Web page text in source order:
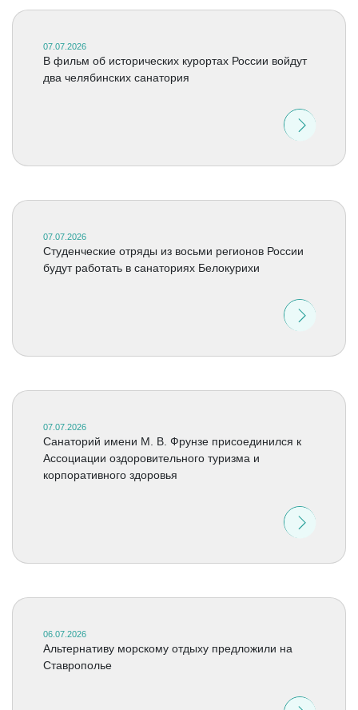
07.07.2026
В фильм об исторических курортах России войдут
два челябинских санатория
07.07.2026
Студенческие отряды из восьми регионов России
будут работать в санаториях Белокурихи
07.07.2026
Санаторий имени М. В. Фрунзе присоединился к
Ассоциации оздоровительного туризма и
корпоративного здоровья
06.07.2026
Альтернативу морскому отдыху предложили на
Ставрополье